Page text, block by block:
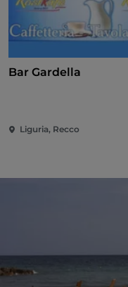
Bar Gardella
Liguria, Recco